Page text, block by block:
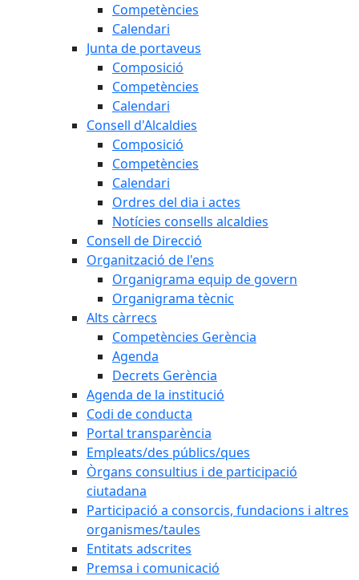
Competències
Calendari
Junta de portaveus
Composició
Competències
Calendari
Consell d'Alcaldies
Composició
Competències
Calendari
Ordres del dia i actes
Notícies consells alcaldies
Consell de Direcció
Organització de l'ens
Organigrama equip de govern
Organigrama tècnic
Alts càrrecs
Competències Gerència
Agenda
Decrets Gerència
Agenda de la institució
Codi de conducta
Portal transparència
Empleats/des públics/ques
Òrgans consultius i de participació
ciutadana
Participació a consorcis, fundacions i altres
organismes/taules
Entitats adscrites
Premsa i comunicació